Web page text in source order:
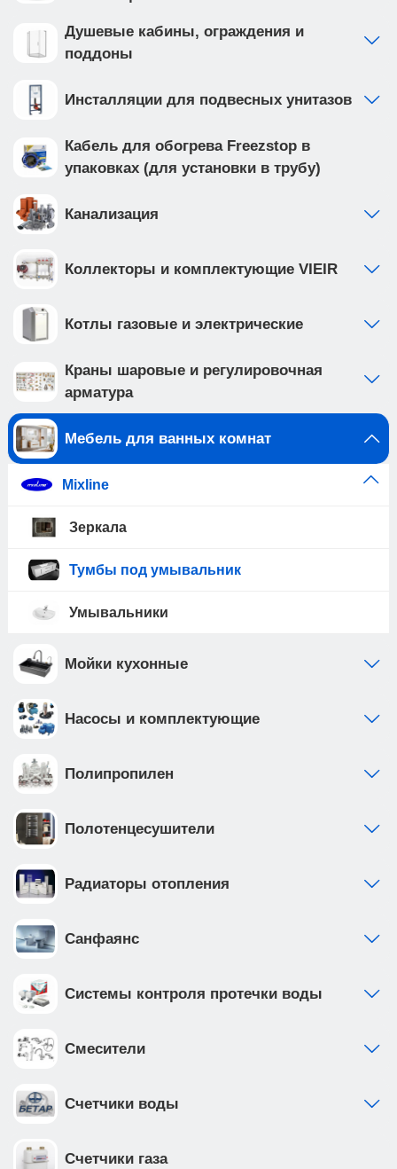
Душевые кабины, ограждения и
поддоны
Инсталляции для подвесных унитазов
Кабель для обогрева Freezstop в
упаковках (для установки в трубу)
Канализация
Коллекторы и комплектующие VIEIR
Котлы газовые и электрические
Краны шаровые и регулировочная
арматура
Мебель для ванных комнат
Mixline
Зеркала
Тумбы под умывальник
Умывальники
Мойки кухонные
Насосы и комплектующие
Полипропилен
Полотенцесушители
Радиаторы отопления
Санфаянс
Системы контроля протечки воды
Смесители
Счетчики воды
Счетчики газа